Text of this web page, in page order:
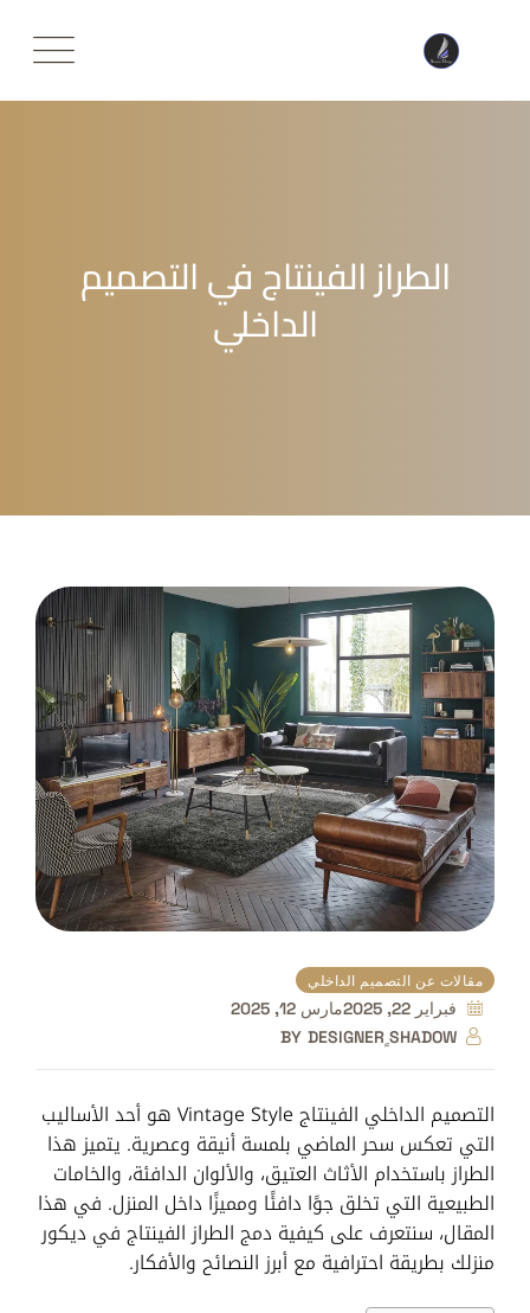
الطراز الفينتاج في التصميم
الداخلي
مقالات عن التصميم الداخلي
فبراير 22, 2025
مارس 12, 2025
BY DESIGNER ٍSHADOW
التصميم الداخلي الفينتاج Vintage Style هو أحد الأساليب
التي تعكس سحر الماضي بلمسة أنيقة وعصرية. يتميز هذا
الطراز باستخدام الأثاث العتيق، والألوان الدافئة، والخامات
الطبيعية التي تخلق جوًا دافئًا ومميزًا داخل المنزل. في هذا
المقال، سنتعرف على كيفية دمج الطراز الفينتاج في ديكور
منزلك بطريقة احترافية مع أبرز النصائح والأفكار.